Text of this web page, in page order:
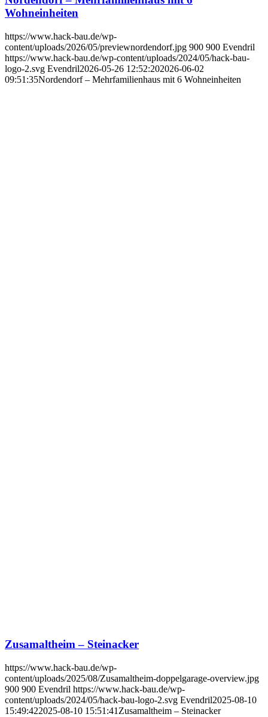
Wohneinheiten
https://www.hack-bau.de/wp-
content/uploads/2026/05/previewnordendorf.jpg 900 900 Evendril
https://www.hack-bau.de/wp-content/uploads/2024/05/hack-bau-
logo-2.svg Evendril2026-05-26 12:52:202026-06-02
09:51:35Nordendorf – Mehrfamilienhaus mit 6 Wohneinheiten
Zusamaltheim – Steinacker
https://www.hack-bau.de/wp-
content/uploads/2025/08/Zusamaltheim-doppelgarage-overview.jpg
900 900 Evendril https://www.hack-bau.de/wp-
content/uploads/2024/05/hack-bau-logo-2.svg Evendril2025-08-10
15:49:422025-08-10 15:51:41 Zusamaltheim – Steinacker